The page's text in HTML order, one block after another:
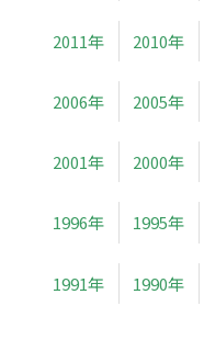
2011年 2010年
2006年 2005年
2001年 2000年
1996年 1995年
1991年 1990年